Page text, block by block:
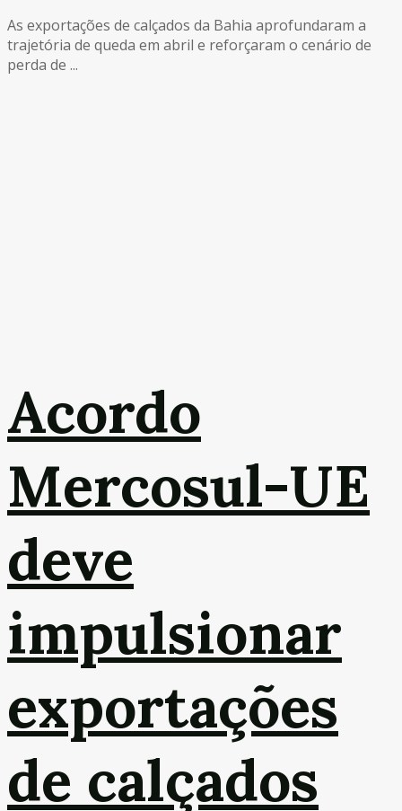
As exportações de calçados da Bahia aprofundaram a
trajetória de queda em abril e reforçaram o cenário de
perda de ...
Acordo
Mercosul-UE
deve
impulsionar
exportações
de calçados